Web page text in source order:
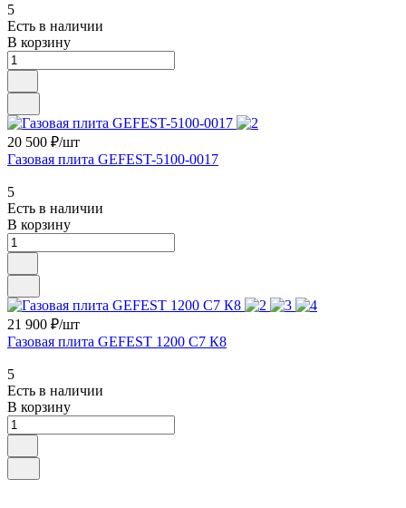
5
Есть в наличии
В корзину
20 500 ₽/шт
Газовая плита GEFEST-5100-0017
5
Есть в наличии
В корзину
21 900 ₽/шт
Газовая плита GEFEST 1200 С7 К8
5
Есть в наличии
В корзину